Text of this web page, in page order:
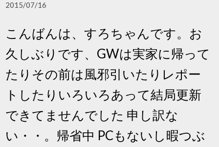
2015/07/16
こんばんは、すろちゃんです。お
久しぶりです、GWは実家に帰って
たりその前は風邪引いたりレポー
トしたりいろいろあって結局更新
できてませんでした 申し訳な
い・・。帰省中 PCもないし暇つぶ